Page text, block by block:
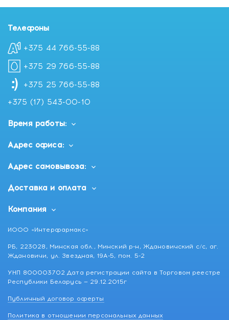
Телефоны
+375 44 766-55-88
+375 29 766-55-88
+375 25 766-55-88
+375 (17) 543-00-10
Время работы:
Адрес офиса:
Адрес самовывоза:
Доставка и оплата
Компания
ИООО «Интерфармакс»
РБ, 223028, Минская обл., Минский р-н, Ждановичский с/с, аг.
Ждановичи, ул. Звездная, 19А-5, пом. 5-2
УНП 800003702 Дата регистрации сайта в Торговом реестре
Республики Беларусь — 29.12.2015г
Публичный договор оферты
Политика в отношении персональных данных